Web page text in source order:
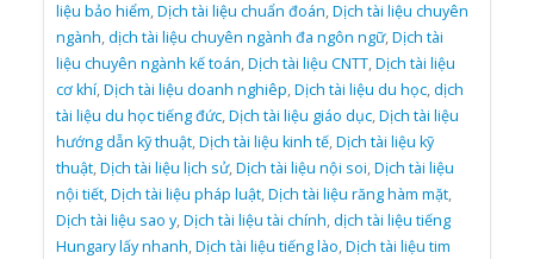
liệu bảo hiểm,Dịch tài liệu chuẩn đoán,Dịch tài liệu chuyên
ngành,dịch tài liệu chuyên ngành đa ngôn ngữ,Dịch tài
liệu chuyên ngành kế toán,Dịch tài liệu CNTT,Dịch tài liệu
cơ khí,Dịch tài liệu doanh nghiêp,Dịch tài liệu du học,dịch
tài liệu du học tiếng đức,Dịch tài liệu giáo dục,Dịch tài liệu
hướng dẫn kỹ thuật,Dịch tài liệu kinh tế,Dịch tài liệu kỹ
thuật,Dịch tài liệu lịch sử,Dịch tài liệu nội soi,Dịch tài liệu
nội tiết,Dịch tài liệu pháp luật,Dịch tài liệu răng hàm mặt,
Dịch tài liệu sao y,Dịch tài liệu tài chính,dịch tài liệu tiếng
Hungary lấy nhanh,Dịch tài liệu tiếng lào,Dịch tài liệu tim